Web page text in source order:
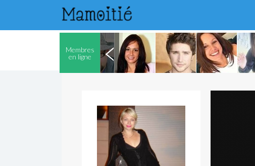
Membres
en ligne